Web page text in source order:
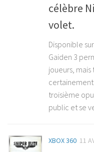
célèbre
volet.
Disponible
Gaiden 3
joueurs, mais
troisième
public et se
XBOX 360 11